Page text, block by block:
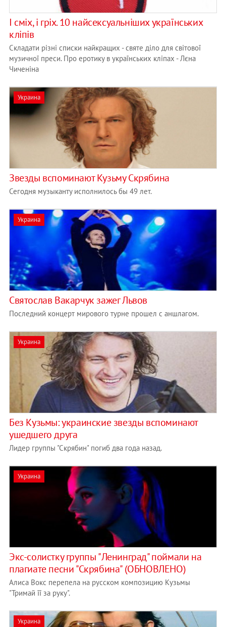
І сміх, і гріх. 10 найсексуальніших українських
кліпів
Складати різні списки найкращих - святе діло для світової
музичної преси. Про еротику в українських кліпах - Лєна
Чиченіна
Украина
Звезды вспоминают Кузьму Скрябина
Сегодня музыканту исполнилось бы 49 лет.
Украина
Святослав Вакарчук зажег Львов
Последний концерт мирового турне прошел с аншлагом.
Украина
Без Кузьмы: украинские звезды вспоминают
ушедшего друга
Лидер группы "Скрябин" погиб два года назад.
Украина
Экс-солистку группы "Ленинград" поймали на
плагиате песни "Скрябина" (ОБНОВЛЕНО)
Алиса Вокс перепела на русском композицию Кузьмы
"Тримай її за руку".
Украина